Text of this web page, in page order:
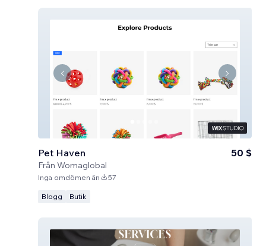
Pet Haven
Från Womaglobal
50 $
Inga omdömen än 57
Blogg Butik